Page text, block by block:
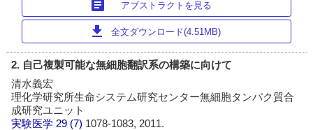
article アブストラクトを見る
download 全文ダウンロード(4.51MB)
2. 自己複製可能な無細胞翻訳系の構築に向けて
清水義宏
理化学研究所生命システム研究センター無細胞タンパク質合
成研究ユニット
実験医学 29 (7) 1078-1083, 2011.